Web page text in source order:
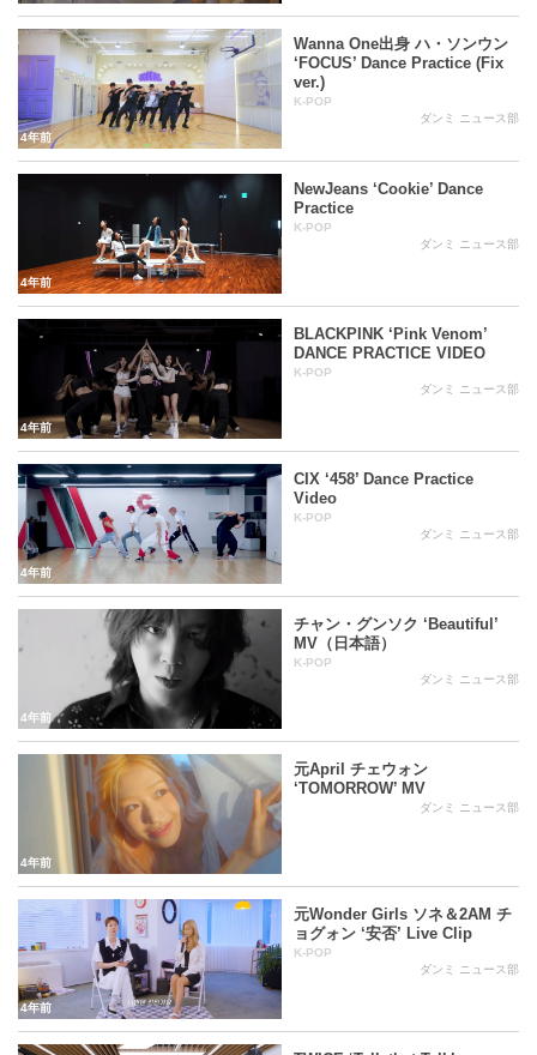
4年前
Wanna One出身 ハ・ソンウン
‘FOCUS’ Dance Practice (Fix
ver.)
K-POP
ダンミ ニュース部
4年前
NewJeans ‘Cookie’ Dance
Practice
K-POP
ダンミ ニュース部
4年前
BLACKPINK ‘Pink Venom’
DANCE PRACTICE VIDEO
K-POP
ダンミ ニュース部
4年前
CIX ‘458’ Dance Practice
Video
K-POP
ダンミ ニュース部
4年前
チャン・グンソク ‘Beautiful’
MV（日本語）
K-POP
ダンミ ニュース部
4年前
元April チェウォン
‘TOMORROW’ MV
ダンミ ニュース部
4年前
元Wonder Girls ソネ＆2AM チ
ョグォン ‘安否’ Live Clip
K-POP
ダンミ ニュース部